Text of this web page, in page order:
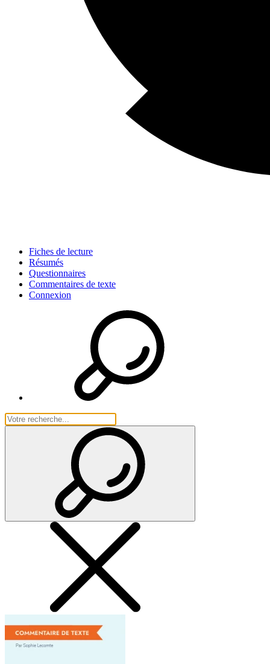
Fiches de lecture
Résumés
Questionnaires
Commentaires de texte
Connexion